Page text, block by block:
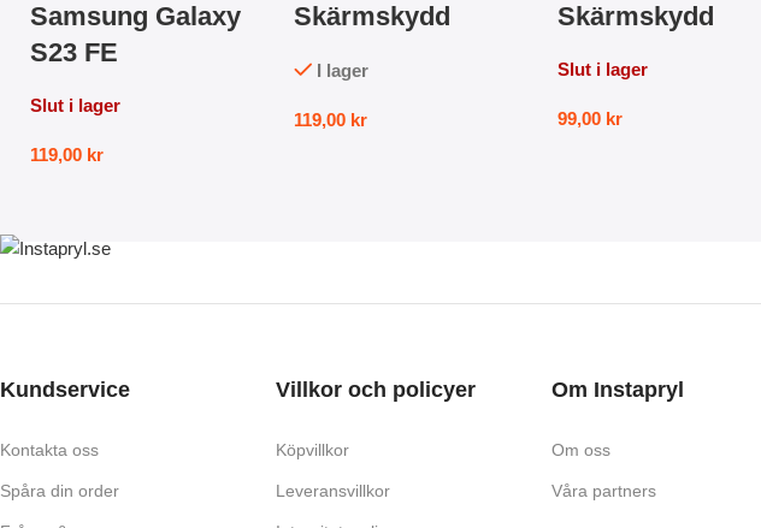
Samsung Galaxy
S23 FE
Slut i lager
119,00 kr
Skärmskydd
I lager
119,00 kr
Skärmskydd
Slut i lager
99,00 kr
Kundservice
Kontakta oss
Spåra din order
Villkor och policyer
Köpvillkor
Leveransvillkor
Om Instapryl
Om oss
Våra partners